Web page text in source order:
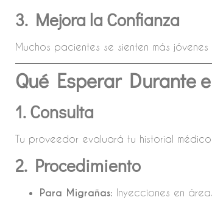
3. Mejora la Confianza
Muchos pacientes se sienten más
Qué Esperar Durante
1. Consulta
Tu proveedor evaluará tu historial
2. Procedimiento
Para Migrañas: Inyecciones en